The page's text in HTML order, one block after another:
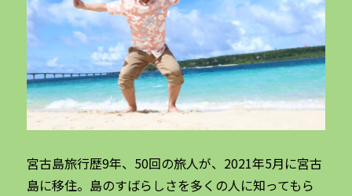
宮古島旅行歴9年、50回の旅人が、2021年5月に宮古
島に移住。島のすばらしさを多くの人に知ってもら